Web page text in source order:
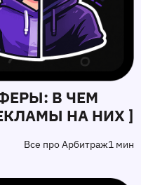
В ЧЕМ
НА НИХ ]
Все про Арбитраж1 мин